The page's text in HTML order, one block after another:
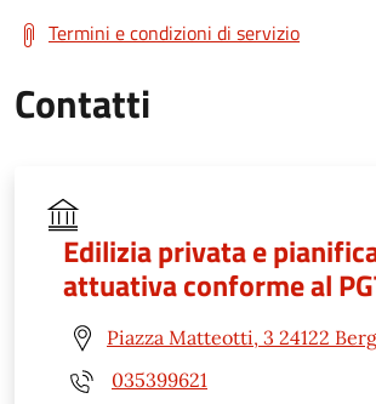
Termini e condizioni di servizio
Contatti
Edilizia privata e
attuativa conforme al
Piazza Matteotti, 3 24122
035399621